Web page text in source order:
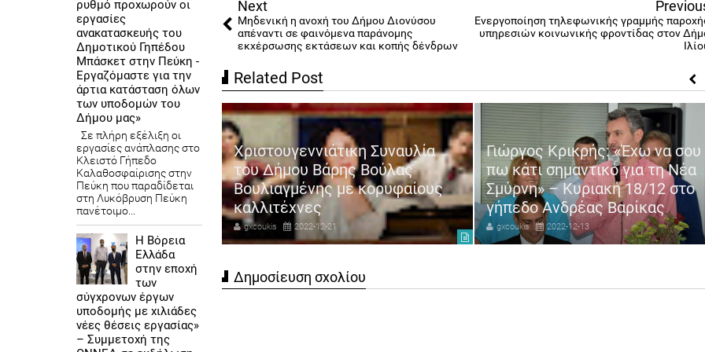
Next
Μηδενική η ανοχή του Δήμου Διονύσου
απέναντι σε φαινόμενα παράνομης
εκχέρσωσης εκτάσεων και κοπής δένδρων
Ενεργοποίηση τηλεφωνικής γραμμής
υπηρεσιών κοινωνικής φροντίδας στον
Related Post
στους επαγγελματίες για
μια φορά ο Αντιδήμαρχος
και εμπορίου
Καψοκόλης
2023-08-17
Χριστουγεννιάτικη Συναυλία
του Δήμου Βάρης Βούλας
Βουλιαγμένης με κορυφαίους
καλλιτέχνες
gxcoukis 2022-12-21
Γιώργος Κρικρής: «Έχω να σου
πω κάτι σημαντικό για τη Νέα
Σμύρνη» – Κυριακή 18/12 στο
γήπεδο Ανδρέας Βαρίκας
gxcoukis 2022-12-13
Δημοσίευση σχολίου
ρυθμό προχωρούν οι
εργασίες
ανακατασκευής του
Δημοτικού Γηπέδου
Μπάσκετ στην Πεύκη -
Εργαζόμαστε για την
άρτια κατάσταση όλων
των υποδομών του
Δήμου μας»
Σε πλήρη εξέλιξη οι
εργασίες ανάπλασης στο
Κλειστό Γήπεδο
Καλαθοσφαίρισης στην
Πεύκη που παραδίδεται
στη Λυκόβρυση Πεύκη
πανέτοιμο...
Η Βόρεια
Ελλάδα
στην εποχή
των
σύγχρονων έργων
υποδομής με χιλιάδες
νέες θέσεις εργασίας»
– Συμμετοχή της